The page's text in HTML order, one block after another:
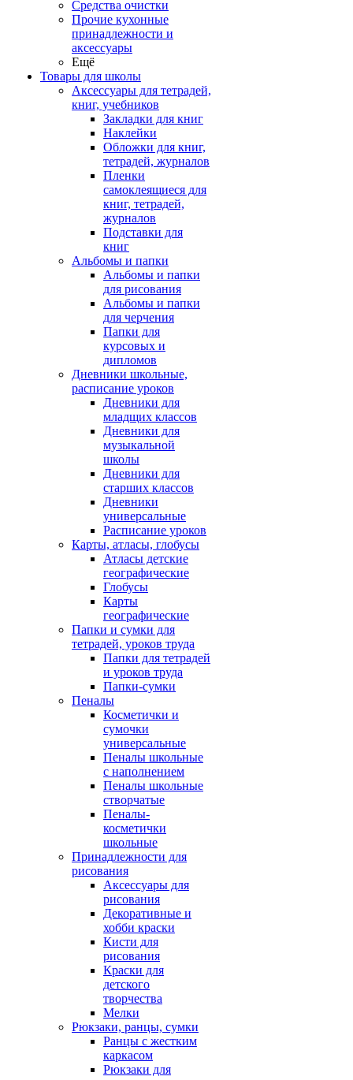
Средства очистки
Прочие кухонные
принадлежности и
аксессуары
Ещё
Товары для школы
Аксессуары для тетрадей,
книг, учебников
Закладки для книг
Наклейки
Обложки для книг,
тетрадей, журналов
Пленки
самоклеящиеся для
книг, тетрадей,
журналов
Подставки для
книг
Альбомы и папки
Альбомы и папки
для рисования
Альбомы и папки
для черчения
Папки для
курсовых и
дипломов
Дневники школьные,
расписание уроков
Дневники для
младщих классов
Дневники для
музыкальной
школы
Дневники для
старших классов
Дневники
универсальные
Расписание уроков
Карты, атласы, глобусы
Атласы детские
географические
Глобусы
Карты
географические
Папки и сумки для
тетрадей, уроков труда
Папки для тетрадей
и уроков труда
Папки-сумки
Пеналы
Косметички и
сумочки
универсальные
Пеналы школьные
с наполнением
Пеналы школьные
створчатые
Пеналы-
косметички
школьные
Принадлежности для
рисования
Аксессуары для
рисования
Декоративные и
хобби краски
Кисти для
рисования
Краски для
детского
творчества
Мелки
Рюкзаки, ранцы, сумки
Ранцы с жестким
каркасом
Рюкзаки для